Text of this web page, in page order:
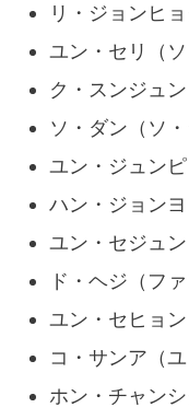
リ・ジョンヒ
ユン・セリ（ソ
ク・スンジュ
ソ・ダン（ソ・
ユン・ジュン
ハン・ジョンヨ
ユン・セジュン
ド・ヘジ（フ
ユン・セヒョン
コ・サンア（ユ
ホン・チャン